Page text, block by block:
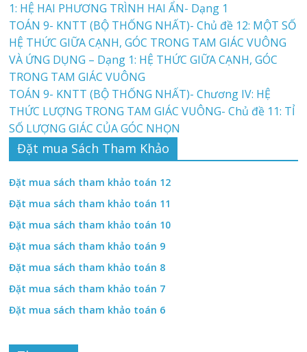
1: HỆ HAI PHƯƠNG TRÌNH HAI ẨN- Dạng 1
TOÁN 9- KNTT (BỘ THỐNG NHẤT)- Chủ đề 12: MỘT SỐ
HỆ THỨC GIỮA CẠNH, GÓC TRONG TAM GIÁC VUÔNG
VÀ ỨNG DỤNG – Dạng 1: HỆ THỨC GIỮA CẠNH, GÓC
TRONG TAM GIÁC VUÔNG
TOÁN 9- KNTT (BỘ THỐNG NHẤT)- Chương IV: HỆ
THỨC LƯỢNG TRONG TAM GIÁC VUÔNG- Chủ đề 11: TỈ
SỐ LƯỢNG GIÁC CỦA GÓC NHỌN
Đặt mua Sách Tham Khảo
Đặt mua sách tham khảo toán 12
Đặt mua sách tham khảo toán 11
Đặt mua sách tham khảo toán 10
Đặt mua sách tham khảo toán 9
Đặt mua sách tham khảo toán 8
Đặt mua sách tham khảo toán 7
Đặt mua sách tham khảo toán 6